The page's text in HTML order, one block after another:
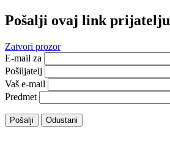
Pošalji ovaj link
Zatvori prozor
E-mail za
Pošiljatelj
Vaš e-mail
Predmet
Pošalji Odustani